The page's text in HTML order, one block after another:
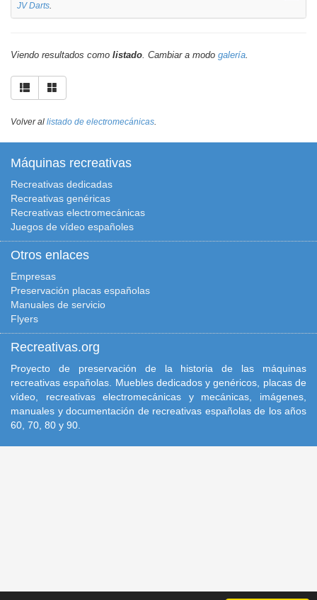
JV Darts.
Viendo resultados como listado. Cambiar a modo galería.
Volver al listado de electromecánicas.
Máquinas recreativas
Recreativas dedicadas
Recreativas genéricas
Recreativas electromecánicas
Juegos de vídeo españoles
Otros enlaces
Empresas
Preservación placas españolas
Manuales de servicio
Flyers
Recreativas.org
Proyecto de preservación de la historia de las máquinas
recreativas españolas. Muebles dedicados y genéricos, placas de
vídeo, recreativas electromecánicas y mecánicas, imágenes,
manuales y documentación de recreativas españolas de los años
60, 70, 80 y 90.